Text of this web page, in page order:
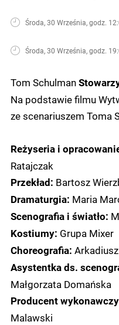
Środa, 30 Września, godz.
Środa, 30 Września, godz.
Tom Schulman
Na podstawie filmu
ze scenariuszem Toma
Reżyseria i
Ratajczak
Przekład: Bartosz
Dramaturgia: Maria
Scenografia i światło:
Kostiumy: Grupa Mixer
Choreografia:
Asystentka ds.
Małgorzata Domańska
Producent
Malawski